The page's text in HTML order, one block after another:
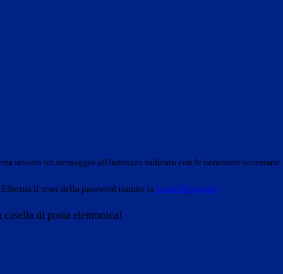
inviato un messaggio all'indirizzo indicato con le istruzioni necessarie.
il reset della password tramite la Login Spaggiari
di posta elettronica!